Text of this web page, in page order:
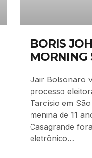
BORIS
MORNING
Jair Bolsonaro
processo
Tarcísio em
menina de 11
Casagrande
eletrônico…